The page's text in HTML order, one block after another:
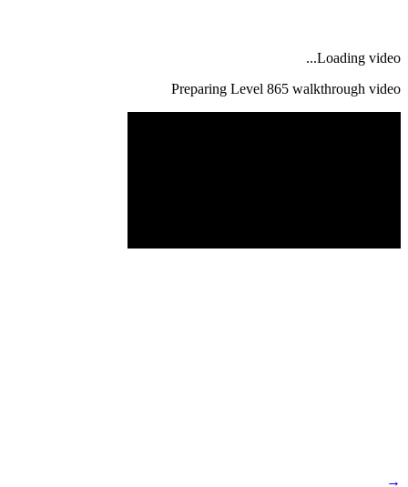
Loading video...
Preparing Level 865 walkthrough video
→